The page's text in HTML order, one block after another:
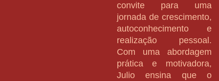
convite para uma
jornada de crescimento,
autoconhecimento e
realização pessoal.
Com uma abordagem
prática e motivadora,
Julio ensina que o